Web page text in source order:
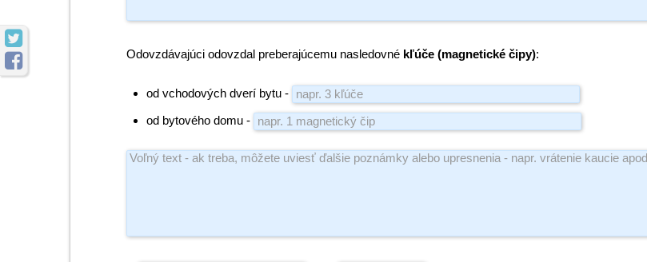


Odovzdávajúci odovzdal preberajúcemu nasledovné kľúče (magnetické čipy):
od vchodových dverí bytu -
od bytového domu -